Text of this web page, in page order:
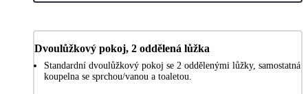
Dvoulůžkový pokoj, 2 oddělená lůžka
Standardní dvoulůžkový pokoj se 2 oddělenými lůžky, samostatná
koupelna se sprchou/vanou a toaletou.